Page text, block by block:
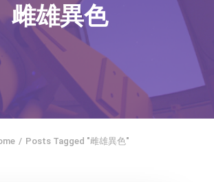
雌雄異色
Posts Tagged "雌雄異色"